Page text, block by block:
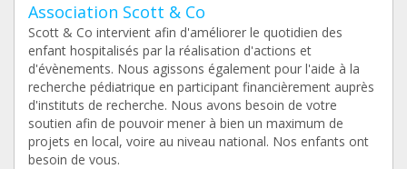
Association Scott & Co
Scott & Co intervient afin d'améliorer le quotidien des
enfant hospitalisés par la réalisation d'actions et
d'évènements. Nous agissons également pour l'aide à la
recherche pédiatrique en participant financièrement auprès
d'instituts de recherche. Nous avons besoin de votre
soutien afin de pouvoir mener à bien un maximum de
projets en local, voire au niveau national. Nos enfants ont
besoin de vous.